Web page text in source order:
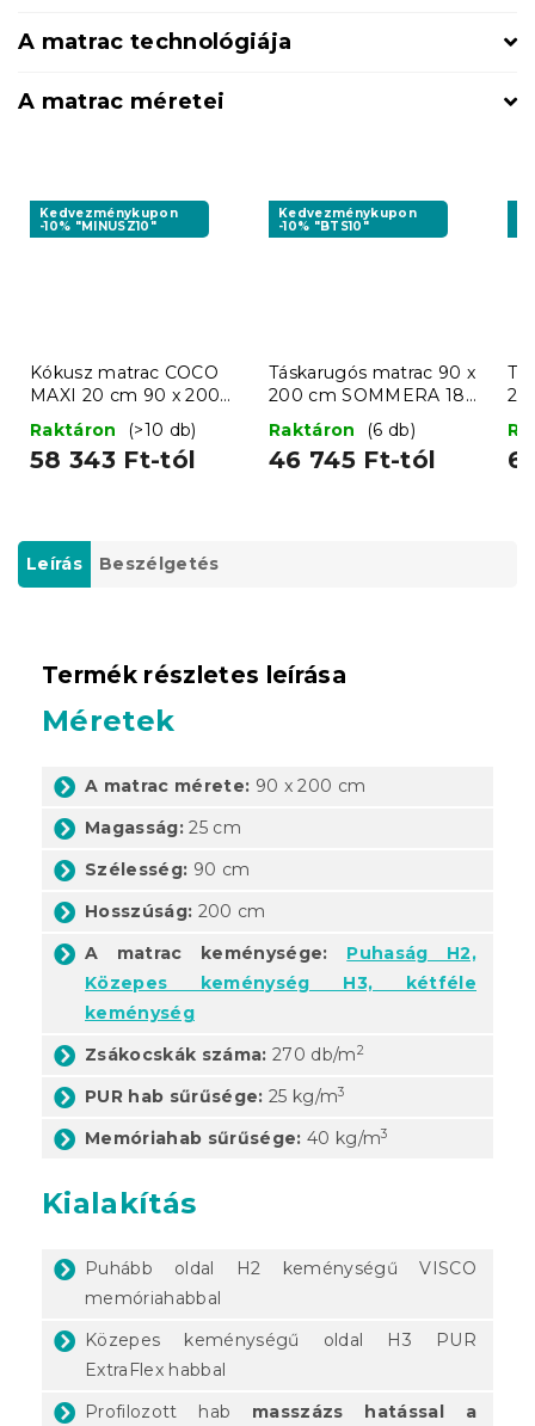
A matrac technológiája
A matrac méretei
Kedvezménykupon
-10% "MINUSZ10"
Kókusz matrac COCO
MAXI 20 cm 90 x 200
cm
Raktáron (>10 db)
58 343 Ft-tól
Kedvezménykupon
-10% "BTS10"
Táskarugós matrac 90 x
200 cm SOMMERA 18
cm
Raktáron (6 db)
46 745 Ft-tól
Leírás Beszélgetés
Termék részletes leírása
Méretek
A matrac mérete: 90 x 200 cm
Magasság: 25 cm
Szélesség: 90 cm
Hosszúság: 200 cm
A matrac keménysége: Puhaság H2,
Közepes keménység H3, kétféle
keménység
Zsákocskák száma: 270 db/m2
PUR hab sűrűsége: 25 kg/m3
Memóriahab sűrűsége: 40 kg/m3
Kialakítás
Puhább oldal H2 keménységű VISCO
memóriahabbal
Közepes keménységű oldal H3 PUR
ExtraFlex habbal
Profilozott hab masszázs hatással a